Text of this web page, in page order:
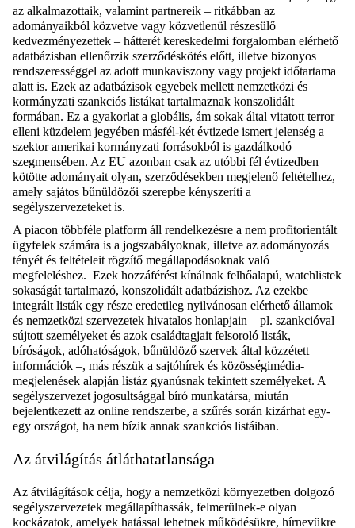
az alkalmazottaik, valamint partnereik – ritkábban az
adományaikból közvetve vagy közvetlenül részesülő
kedvezményezettek – hátterét kereskedelmi forgalomban elérhető
adatbázisban ellenőrzik szerződéskötés előtt, illetve bizonyos
rendszerességgel az adott munkaviszony vagy projekt időtartama
alatt is. Ezek az adatbázisok egyebek mellett nemzetközi és
kormányzati szankciós listákat tartalmaznak konszolidált
formában. Ez a gyakorlat a globális, ám sokak által vitatott terror
elleni küzdelem jegyében másfél-két évtizede ismert jelenség a
szektor amerikai kormányzati forrásokból is gazdálkodó
szegmensében. Az EU azonban csak az utóbbi fél évtizedben
kötötte adományait olyan, szerződésekben megjelenő feltételhez,
amely sajátos bűnüldözői szerepbe kényszeríti a
segélyszervezeteket is.
A piacon többféle platform áll rendelkezésre a nem profitorientált
ügyfelek számára is a jogszabályoknak, illetve az adományozás
tényét és feltételeit rögzítő megállapodásoknak való
megfeleléshez. Ezek hozzáférést kínálnak felhőalapú, watchlistek
sokaságát tartalmazó, konszolidált adatbázishoz. Az ezekbe
integrált listák egy része eredetileg nyilvánosan elérhető államok
és nemzetközi szervezetek hivatalos honlapjain – pl. szankcióval
sújtott személyeket és azok családtagjait felsoroló listák,
bíróságok, adóhatóságok, bűnüldöző szervek által közzétett
információk –, más részük a sajtóhírek és közösségimédia-
megjelenések alapján listáz gyanúsnak tekintett személyeket. A
segélyszervezet jogosultsággal bíró munkatársa, miután
bejelentkezett az online rendszerbe, a szűrés során kizárhat egy-
egy országot, ha nem bízik annak szankciós listáiban.
Az átvilágítás átláthatatlansága
Az átvilágítások célja, hogy a nemzetközi környezetben dolgozó
segélyszervezetek megállapíthassák, felmerülnek-e olyan
kockázatok, amelyek hatással lehetnek működésükre, hírnevükre